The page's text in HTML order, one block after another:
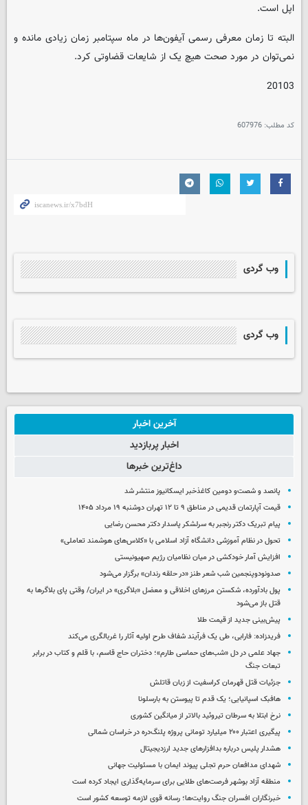
اپل است.
البته تا زمان معرفی رسمی آیفون‌ها در ماه سپتامبر زمان زیادی مانده و
نمی‌توان در مورد صحت هیچ یک از شایعات قضاوتی کرد.
20103
کد مطلب: 607976
وب گردی
وب گردی
آخرین اخبار
اخبار پربازدید
داغ‌ترین خبرها
پانصد و شصت‌و دومین کاغذخبر ایسکانیوز منتشر شد
قیمت آپارتمان قدیمی در مناطق ۹ تا ۱۲ تهران دوشنبه ۱۹ مرداد ۱۴۰۵
پیام تبریک دکتر رنجبر به سرلشکر پاسدار دکتر محسن رضایی
تحول در نظام آموزشی دانشگاه آزاد اسلامی با «کلاس‌های هوشمند تعاملی»
افزایش آمار خودکشی در میان نظامیان رژیم صهیونیستی
صدونودوپنجمین شب شعر طنز «در حلقه رندان» برگزار می‌شود
پول بادآورده، شکستن مرزهای اخلاقی و معضل «بلاگری» در ایران/ وقتی پای بلاگرها به
قتل باز می‌شود
پیش‌بینی جدید از قیمت طلا
فریدزاده: فارابی، طی یک فرآیند شفاف طرح اولیه آثار را غربالگری می‌کند
جهاد علمی در دل «شب‌های حماسی طارم»؛ دختران حاج قاسم، با قلم و کتاب در برابر
تبعات جنگ
جزئیات قتل قهرمان کراسفیت از زبان قاتلش
هافبک اسپانیایی؛ یک قدم تا پیوستن به بارسلونا
نرخ ابتلا به سرطان تیروئید بالاتر از میانگین کشوری
پیگیری اعتبار ۲۰۰ میلیارد تومانی پروژه پلنگ‌دره در خراسان شمالی
هشدار پلیس درباره بدافزارهای جدید ارزدیجیتال
شهدای مدافعان حرم تجلی پیوند ایمان با مسئولیت جهانی
منطقه آزاد بوشهر فرصت‌های طلایی برای سرمایه‌گذاری ایجاد کرده است
خبرنگاران افسران جنگ روایت‌ها؛ رسانه قوی لازمه توسعه کشور است